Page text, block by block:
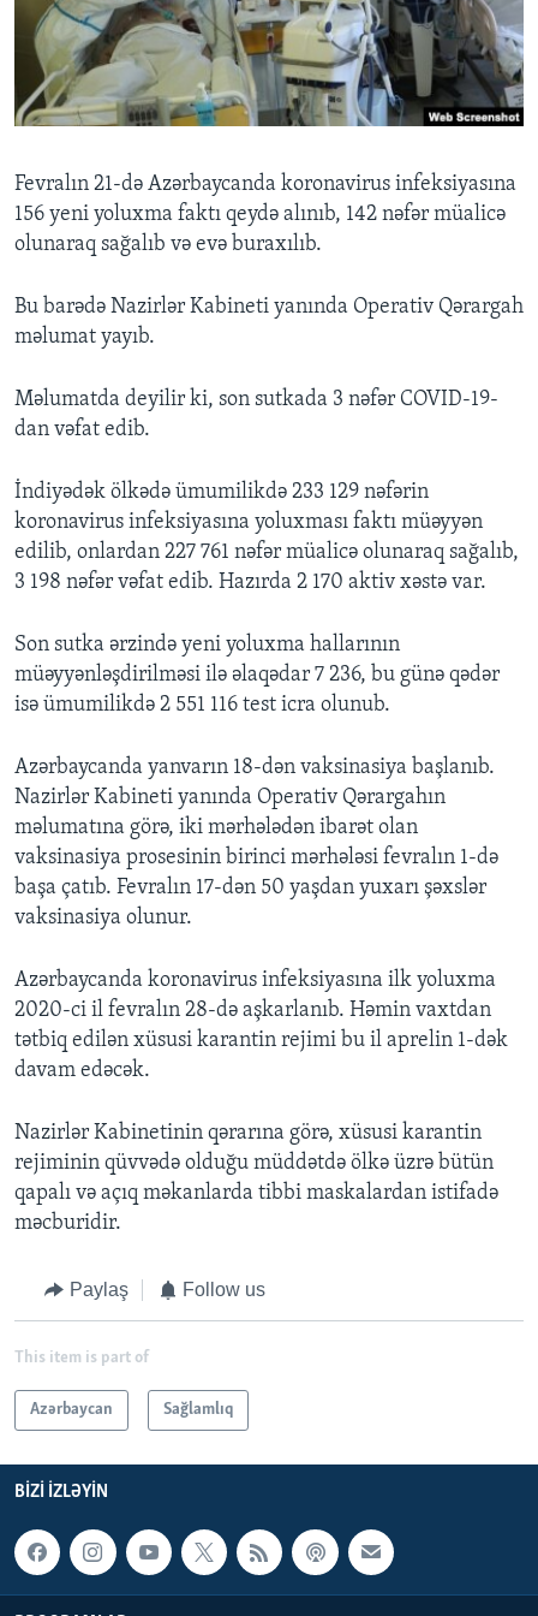
BIZI IZLƏYIN
Dillər
Fevralın 21-də Azərbaycanda koronavirus infeksiyasına
156 yeni yoluxma faktı qeydə alınıb, 142 nəfər müalicə
olunaraq sağalıb və evə buraxılıb.
Bu barədə Nazirlər Kabineti yanında Operativ Qərargah
məlumat yayıb.
Məlumatda deyilir ki, son sutkada 3 nəfər COVID-19-
dan vəfat edib.
İndiyədək ölkədə ümumilikdə 233 129 nəfərin
koronavirus infeksiyasına yoluxması faktı müəyyən
edilib, onlardan 227 761 nəfər müalicə olunaraq sağalıb,
3 198 nəfər vəfat edib. Hazırda 2 170 aktiv xəstə var.
Son sutka ərzində yeni yoluxma hallarının
müəyyənləşdirilməsi ilə əlaqədar 7 236, bu günə qədər
isə ümumilikdə 2 551 116 test icra olunub.
Azərbaycanda yanvarın 18-dən vaksinasiya başlanıb.
Nazirlər Kabineti yanında Operativ Qərargahın
məlumatına görə, iki mərhələdən ibarət olan
vaksinasiya prosesinin birinci mərhələsi fevralın 1-də
başa çatıb. Fevralın 17-dən 50 yaşdan yuxarı şəxslər
vaksinasiya olunur.
Azərbaycanda koronavirus infeksiyasına ilk yoluxma
2020-ci il fevralın 28-də aşkarlanıb. Həmin vaxtdan
tətbiq edilən xüsusi karantin rejimi bu il aprelin 1-dək
davam edəcək.
Nazirlər Kabinetinin qərarına görə, xüsusi karantin
rejiminin qüvvədə olduğu müddətdə ölkə üzrə bütün
qapalı və açıq məkanlarda tibbi maskalardan istifadə
məcburidir.
Paylaş Follow us
This item is part of
Azərbaycan Sağlamlıq
BIZI IZLƏYIN